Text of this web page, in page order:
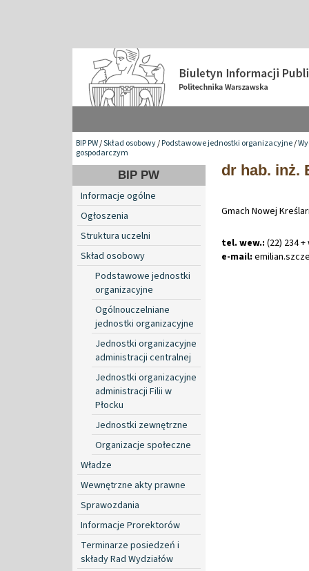
BIP PW/Skład osobowy/Podstawowe jednostki organizacyjne/
gospodarczym
BIP PW
Informacje ogólne
Ogłoszenia
Struktura uczelni
Skład osobowy
Podstawowe jednostki
organizacyjne
Ogólnouczelniane
jednostki organizacyjne
Jednostki organizacyjne
administracji centralnej
Jednostki organizacyjne
administracji Filii w
Płocku
Jednostki zewnętrzne
Organizacje społeczne
Władze
Wewnętrzne akty prawne
Sprawozdania
Informacje Prorektorów
Terminarze posiedzeń i
składy Rad Wydziałów
dr hab. inż.
Gmach Nowej
tel. wew.: (22) 234
e-mail: emilian.